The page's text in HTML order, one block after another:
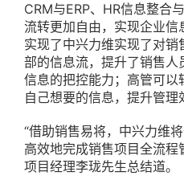
CRM与ERP、HR信息整合
流转更加自由，实现企业
实现了中兴力维实现了对
部的信息流，提升了销售
信息的把控能力；高管可
自己想要的信息，提升管理
“借助销售易将，中兴力维
高效地完成销售项目全流程
项目经理李珑先生总结道。